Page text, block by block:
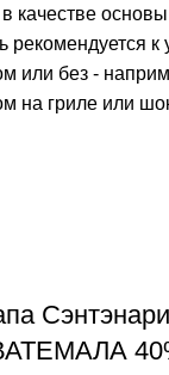
качестве
рекомендуется к
или без -
на гриле или